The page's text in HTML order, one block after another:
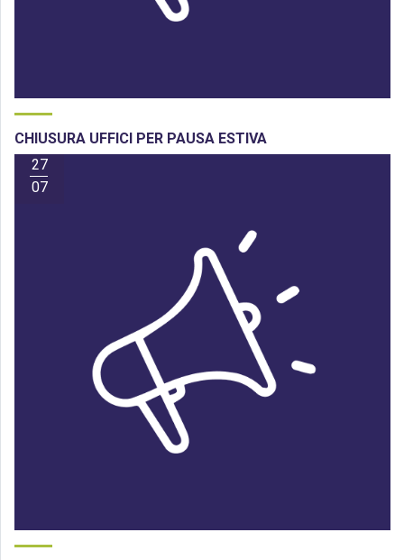
CHIUSURA UFFICI PER PAUSA ESTIVA
27
07